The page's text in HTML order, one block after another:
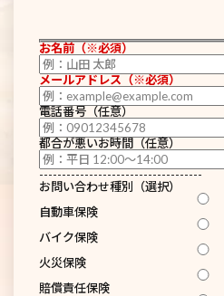
お名前（※必須）
メールアドレス（※必須）
電話番号（任意）
都合が悪いお時間（任意）
------------------------------------
お問い合わせ種別（選択）
自動車保険
バイク保険
火災保険
賠償責任保険